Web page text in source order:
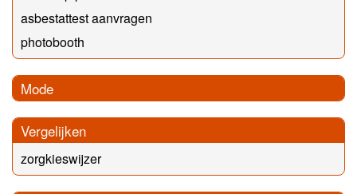
asbestattest aanvragen
photobooth
Mode
Vergelijken
zorgkieswijzer